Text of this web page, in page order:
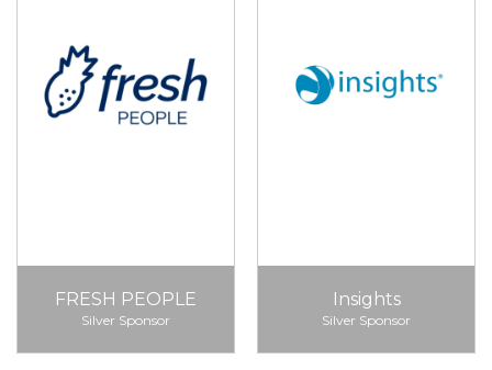
FRESH PEOPLE
Silver Sponsor
Insights
Silver Sponsor